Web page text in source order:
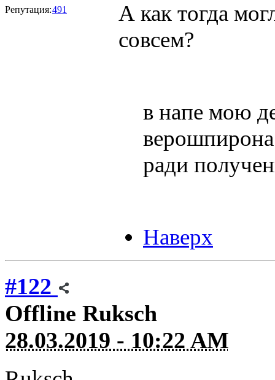
Репутация:491
А как тогда
совсем?
в напе мою
верошпирона
ради
Наверх
#122
Offline Ruksch
28.03.2019 - 10:22 AM